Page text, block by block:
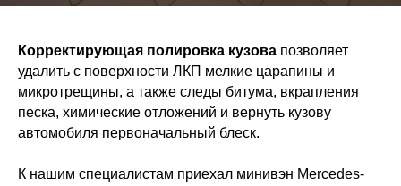
Корректирующая полировка кузова позволяет
удалить с поверхности ЛКП мелкие царапины и
микротрещины, а также следы битума, вкрапления
песка, химические отложений и вернуть кузову
автомобиля первоначальный блеск.
К нашим специалистам приехал минивэн Mercedes-